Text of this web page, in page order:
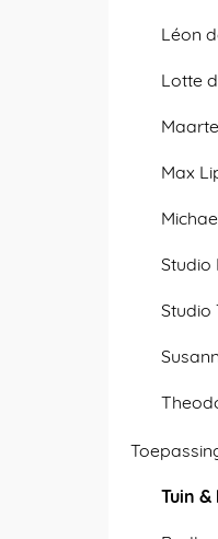
Léon
Lotte
Max
Studio
Studio
Tuin